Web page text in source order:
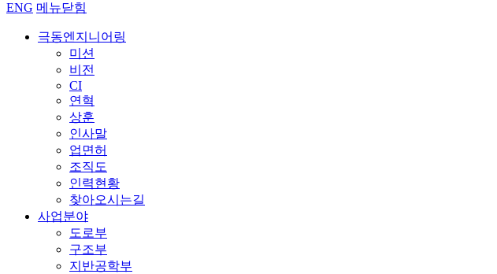
ENG 메뉴닫힘
극동엔지니어링
미션
비전
CI
연혁
상훈
인사말
업면허
조직도
인력현황
찾아오시는길
사업분야
도로부
구조부
지반공학부